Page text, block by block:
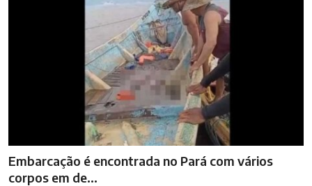
Embarcação é encontrada no Pará com vários
corpos em de...